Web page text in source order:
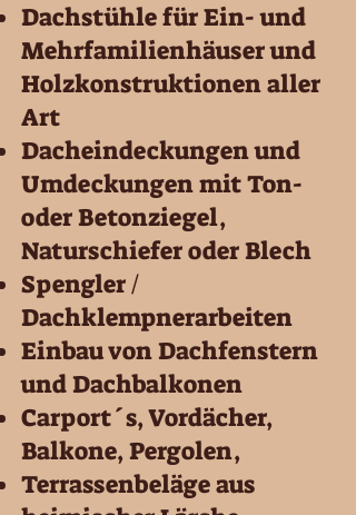
Dachstühle für Ein- und
Mehrfamilienhäuser und
Holzkonstruktionen aller
Art
Dacheindeckungen und
Umdeckungenmit Ton-
oder Betonziegel,
Naturschiefer oder Blech
Spengler /
Dachklempnerarbeiten
Einbau von Dachfenstern
und Dachbalkonen
Carport´s, Vordächer,
Balkone, Pergolen,
Terrassenbeläge aus